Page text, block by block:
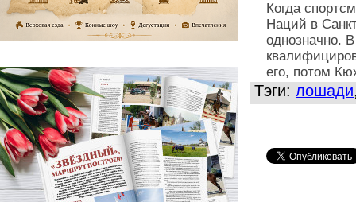
Когда
Наций в
однозначно.
его, потом
Тэги: лошади